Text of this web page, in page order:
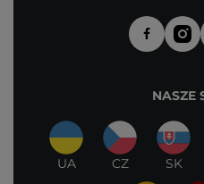
NASZE
UA CZ SK